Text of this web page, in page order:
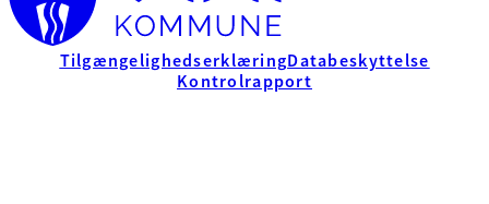
TilgængelighedserklæringDatabeskyttelse
Kontrolrapport